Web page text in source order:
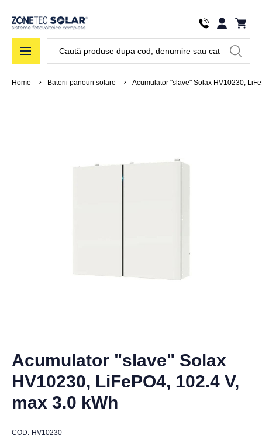
Home Baterii panouri solare Acumulator "slave" Solax HV10230,
Acumulator "slave" Solax
HV10230, LiFePO4, 102.4 V,
max 3.0 kWh
COD HV10230